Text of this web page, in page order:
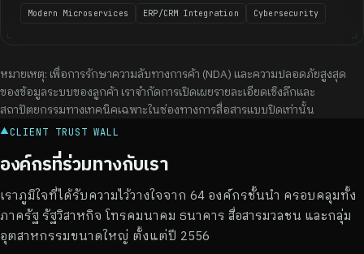
Modern Microservices ERP/CRM Integration Cybersecurity
หมายเหตุ: เพื่อการรักษาความลับทางการค้า (NDA) และความปลอดภัยสูงสุด
ของข้อมูลระบบของลูกค้า เราจำกัดการเปิดเผยรายละเอียดเชิงลึกและ
สถาปัตยกรรมทางเทคนิคเฉพาะในช่องทางการสื่อสารแบบปิดเท่านั้น
▲CLIENT TRUST WALL
องค์กรที่ร่วมทางกับเรา
เราภูมิใจที่ได้รับความไว้วางใจจาก 64 องค์กรชั้นนำ ครอบคลุมทั้ง
ภาครัฐ รัฐวิสาหกิจ โทรคมนาคม ธนาคาร สื่อสารมวลชน และกลุ่ม
อุตสาหกรรมขนาดใหญ่ ตั้งแต่ปี 2556